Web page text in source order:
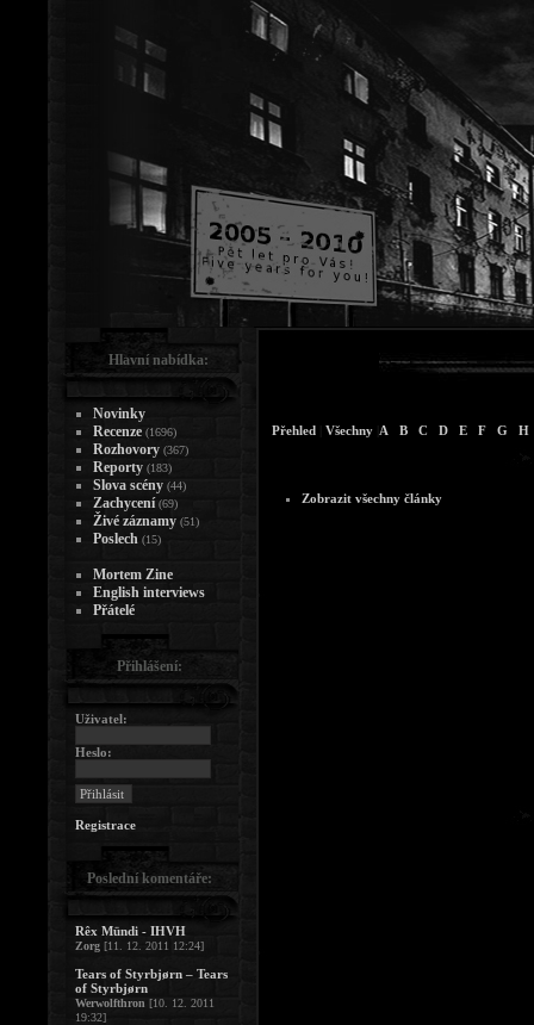
Přehled Všechny A B C D E F G H
Zobrazit všechny články
Hlavní nabídka:
Novinky
Recenze (1696)
Rozhovory (367)
Reporty (183)
Slova scény (44)
Zachycení (69)
Živé záznamy (51)
Poslech (15)
Mortem Zine
English interviews
Přátelé
Přihlášení:
Uživatel:
Heslo:
Registrace
Poslední komentáře:
Rêx Mündi - IHVH
Zorg [11. 12. 2011 12:24]
Tears of Styrbjørn – Tears
of Styrbjørn
Werwolfthron [10. 12. 2011
19:32]